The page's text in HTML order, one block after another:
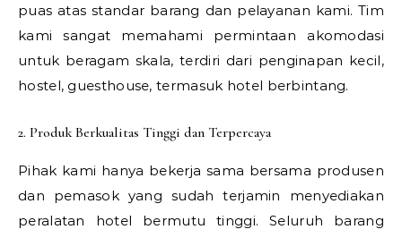
puas atas standar barang dan pelayanan kami. Tim
kami sangat memahami permintaan akomodasi
untuk beragam skala, terdiri dari penginapan kecil,
hostel, guesthouse, termasuk hotel berbintang.
2. Produk Berkualitas Tinggi dan Terpercaya
Pihak kami hanya bekerja sama bersama produsen
dan pemasok yang sudah terjamin menyediakan
peralatan hotel bermutu tinggi. Seluruh barang